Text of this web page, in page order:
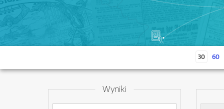
30 60
Wyniki